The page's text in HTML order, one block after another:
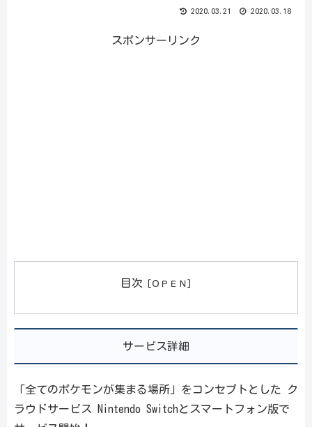
2020.03.21 2020.03.18
スポンサーリンク
目次
サービス詳細
「全てのポケモンが集まる場所」をコンセプトとした ク
ラウドサービス Nintendo Switchとスマートフォン版で